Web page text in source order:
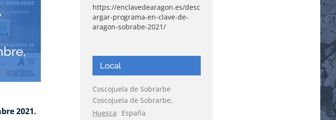
2021.
https://enclavedearagon.es/desc
argar-programa-en-clave-de-
aragon-sobrabe-2021/
Local
Coscojuela de Sobrarbe
Coscojuela de Sobrarbe,
Huesca
España